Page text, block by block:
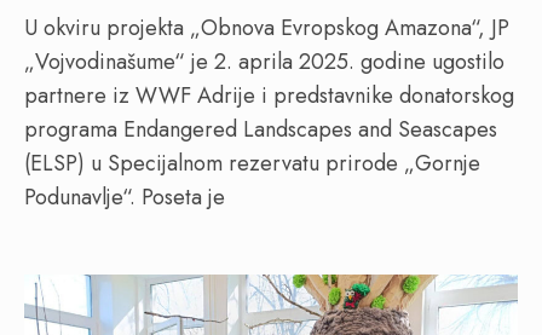
U okviru projekta „Obnova Evropskog Amazona“, JP
„Vojvodinašume“ je 2. aprila 2025. godine ugostilo
partnere iz WWF Adrije i predstavnike donatorskog
programa Endangered Landscapes and Seascapes
(ELSP) u Specijalnom rezervatu prirode „Gornje
Podunavlje“. Poseta je